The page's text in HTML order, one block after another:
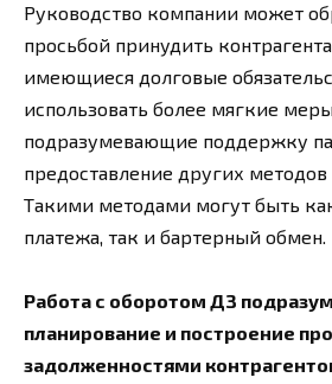
Руководство компании может
просьбой принудить
имеющиеся долговые
использовать более мягкие
подразумевающие поддержку
предоставление других методов
Такими методами могут быть
платежа, так и бартерный обмен.
Работа с оборотом ДЗ
планирование и построение
задолженностями